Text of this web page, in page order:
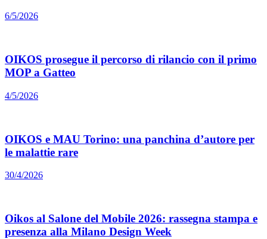
6/5/2026
OIKOS prosegue il percorso di rilancio con il primo
MOP a Gatteo
4/5/2026
OIKOS e MAU Torino: una panchina d’autore per
le malattie rare
30/4/2026
Oikos al Salone del Mobile 2026: rassegna stampa e
presenza alla Milano Design Week